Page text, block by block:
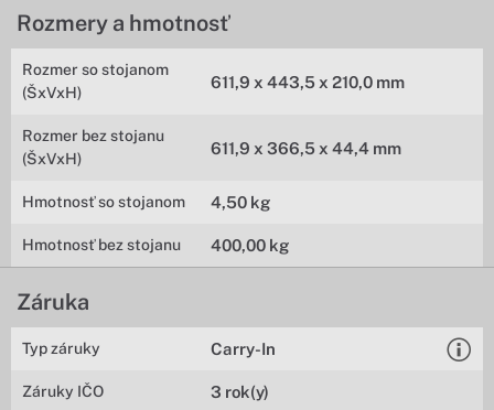
Rozmery a hmotnosť
Rozmer so stojanom
(ŠxVxH)
611,9 x 443,5 x 210,0 mm
Rozmer bez stojanu
(ŠxVxH)
611,9 x 366,5 x 44,4 mm
Hmotnosť so stojanom 4,50 kg
Hmotnosť bez stojanu 400,00 kg
Záruka
Typ záruky Carry-In
Záruky IČO 3 rok(y)